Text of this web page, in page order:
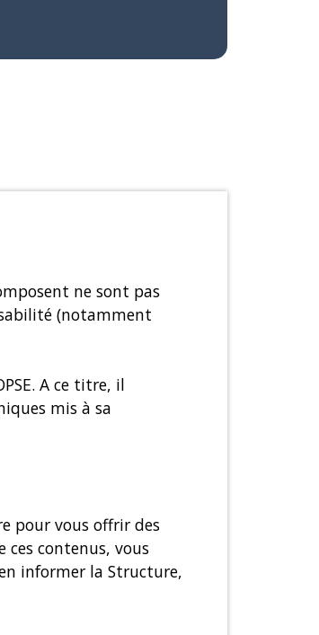
ne sont pas
(notamment
A ce titre, il
mis à sa
pour vous offrir des
contenus, vous
informer la Structure,